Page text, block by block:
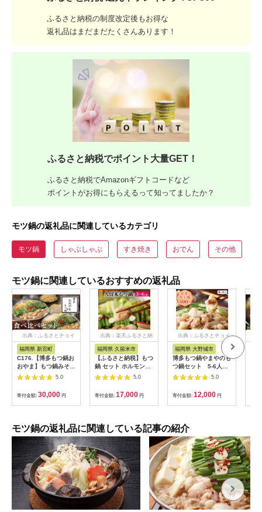
ふるさと納税の制度改定後もお得な
返礼品はまだまだたくさんあります！
ふるさと納税でポイント大量GET！
ふるさと納税でAmazonギフトコードなど
ポイントがお得にもらえるって知ってましたか？
モツ鍋の返礼品に関連しているカテゴリ
モツ鍋 しゃぶしゃぶ すき焼き おでん その他
モツ鍋に関連しているおすすめの返礼品
出典：ふるさとチョイ
福岡県 新宮町
C176.【博多もつ鍋お
おやま】もつ鍋みそ・
しょうゆ味食べ比べセ
鍋・味噌味】【もつ
鍋・醤油味】
5.0
寄付金額: 30,000 円
出典：楽天ふるさと納
福岡県 久留米市
【ふるさと納税】もつ
鍋 セット ホルモン
200g × 2パック 3倍
350ml ちゃんぽん麺
150g × 2玉 薬味 にん
にくスライス 一味唐
油 モチモチ麺 オリジ
ナル パッケージ 贈答
用 冷凍 お取り寄せ 福
岡県 久留米市 送料無
料
5.0
寄付金額: 17,000 円
出典：ふるさとチョイ
福岡県 大野城市
博多もつ鍋やまやのも
つ鍋セット 5-6人前
(あごだし醤油味)(大野
し 醤油味 やまや メー
カー 福岡 人気 おすす
め 送料込み 贈答 ギフ
【1260007】
5.0
寄付金額: 12,000 円
モツ鍋の返礼品に関連している記事の紹介